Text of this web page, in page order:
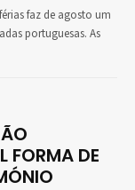
faz de agosto um
portuguesas. As
FORMA DE